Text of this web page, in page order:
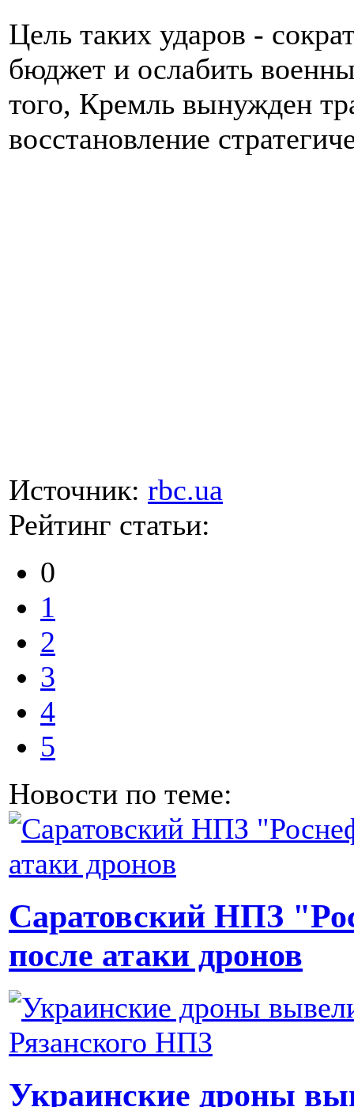
Цель таких ударов -
бюджет и ослабить
того, Кремль вынужден
восстановление
Источник: rbc.ua
Рейтинг статьи:
0
1
2
3
4
5
Новости по теме:
Саратовский НПЗ
после атаки дронов
Украинские дроны